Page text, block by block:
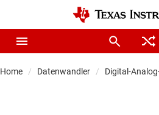
Home Datenwandler Digital-